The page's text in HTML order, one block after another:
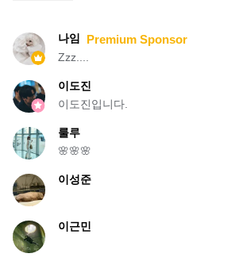
나임 Premium Sponsor
Zzz....
이도진
이도진입니다.
룰루
🌸🌸🌸
이성준
이근민